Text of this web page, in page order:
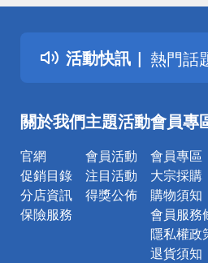
活動快訊
詐騙網
得獎公
熱門話
銀行優
詐騙網
關於我們
官網
促銷目錄
分店資訊
保險服務
主題活動
會員活動
注目活動
得獎公佈
會員專
會員專區
大宗採購
購物須知
會員服務
隱私權政
退貨須知